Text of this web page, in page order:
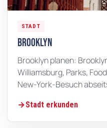
STADT
Brooklyn
Brooklyn planen:
Williamsburg, Parks,
New-York-Besuch
Stadt erkunden